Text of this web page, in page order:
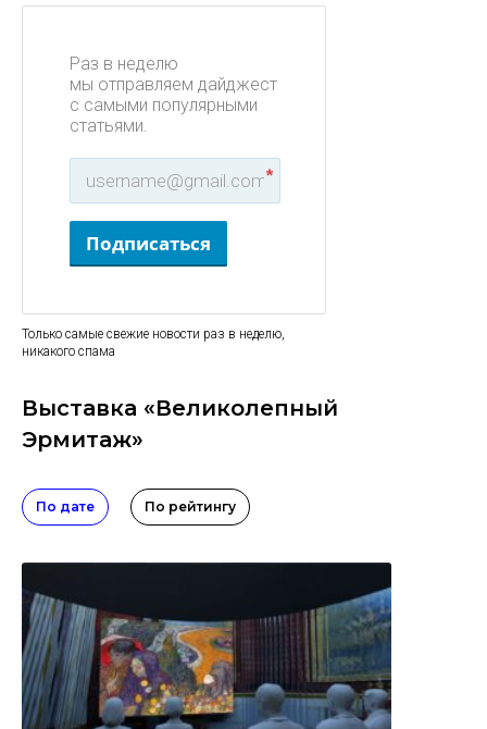
Раз в неделю
мы отправляем дайджест
с самыми популярными
статьями.
*
Подписаться
Только самые свежие новости раз в неделю,
никакого спама
Выставка «Великолепный
Эрмитаж»
По дате По рейтингу